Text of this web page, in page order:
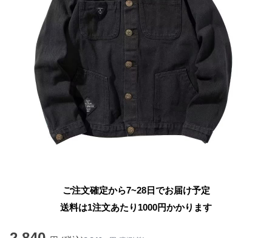
ご注文確定から7~28日でお届け予定
送料は1注文あたり 1000円かかります